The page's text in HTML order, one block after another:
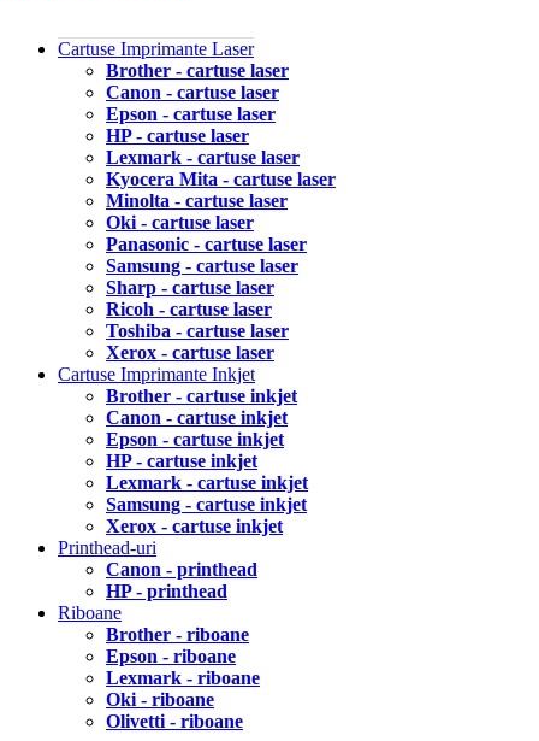
Cartuse Imprimante Laser
Brother - cartuse laser
Canon - cartuse laser
Epson - cartuse laser
HP - cartuse laser
Lexmark - cartuse laser
Kyocera Mita - cartuse laser
Minolta - cartuse laser
Oki - cartuse laser
Panasonic - cartuse laser
Samsung - cartuse laser
Sharp - cartuse laser
Ricoh - cartuse laser
Toshiba - cartuse laser
Xerox - cartuse laser
Cartuse Imprimante Inkjet
Brother - cartuse inkjet
Canon - cartuse inkjet
Epson - cartuse inkjet
HP - cartuse inkjet
Lexmark - cartuse inkjet
Samsung - cartuse inkjet
Xerox - cartuse inkjet
Printhead-uri
Canon - printhead
HP - printhead
Riboane
Brother - riboane
Epson - riboane
Lexmark - riboane
Oki - riboane
Olivetti - riboane